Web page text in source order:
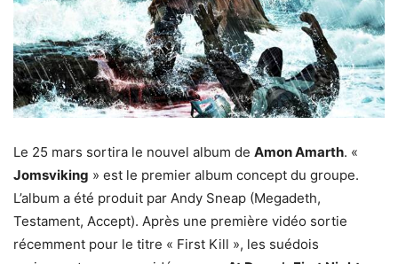
Le 25 mars sortira le nouvel album de Amon Amarth. «
Jomsviking » est le premier album concept du groupe.
L’album a été produit par Andy Sneap (Megadeth,
Testament, Accept). Après une première vidéo sortie
récemment pour le titre « First Kill », les suédois